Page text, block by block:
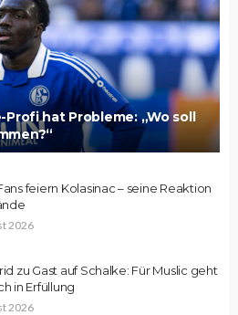
hat Probleme: „Wo soll
feiern Kolasinac – seine Reaktion
2026
zu Gast auf Schalke: Für Muslic geht
in Erfüllung
2026